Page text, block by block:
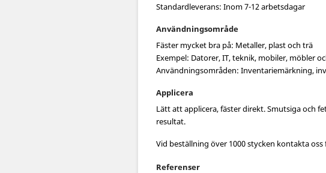
Standardleverans: Inom 7-12 arbetsdagar
Användningsområde
Fäster mycket bra på: Metaller, plast och trä
Exempel: Datorer, IT, teknik, mobiler, möbler
Användningsområden: Inventariemärkning,
Applicera
Lätt att applicera, fäster direkt. Smutsiga och
resultat.
Vid beställning över 1000 stycken kontakta oss
Referenser